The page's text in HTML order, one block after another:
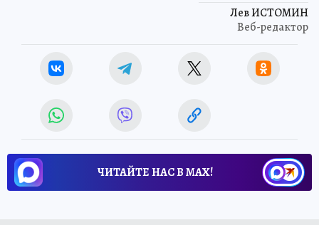
Лев ИСТОМИН
Веб-редактор
ЧИТАЙТЕ НАС В МАХ!